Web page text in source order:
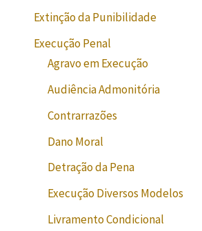
Extinção da Punibilidade
Execução Penal
Agravo em Execução
Audiência Admonitória
Contrarrazões
Dano Moral
Detração da Pena
Execução Diversos Modelos
Livramento Condicional